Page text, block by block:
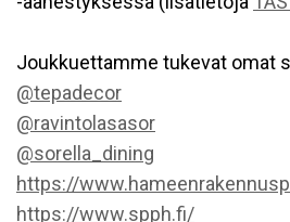
Joukkuettamme tukevat omat
@tepadecor
@ravintolasasor
@sorella_dining
https://
https://www.spph.fi/